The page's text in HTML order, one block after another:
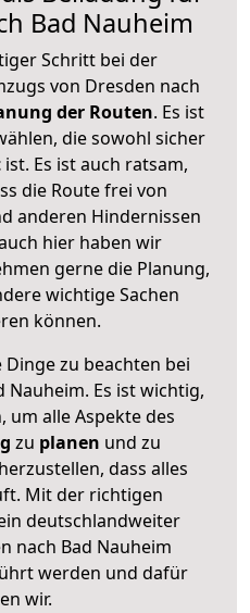
Bad Nauheim
Schritt bei der
von Dresden nach
der Routen. Es ist
die sowohl sicher
ist. Es ist auch ratsam,
die Route frei von
anderen Hindernissen
hier haben wir
gerne die Planung,
wichtige Sachen
können.
zu beachten bei
Nauheim. Es ist wichtig,
um alle Aspekte des
zu planen und zu
dass alles
Mit der richtigen
deutschlandweiter
nach Bad Nauheim
werden und dafür
wir.